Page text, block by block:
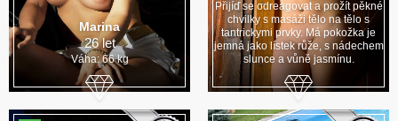
Marina
26 let
Váha: 66 kg
Přijíď se odreagovat a prožít pěkné
chvilky s masáži tělo na tělo s
tantrickymi prvky. Má pokožka je
jemná jako lístek růže, s nádechem
slunce a vůně jasmínu.